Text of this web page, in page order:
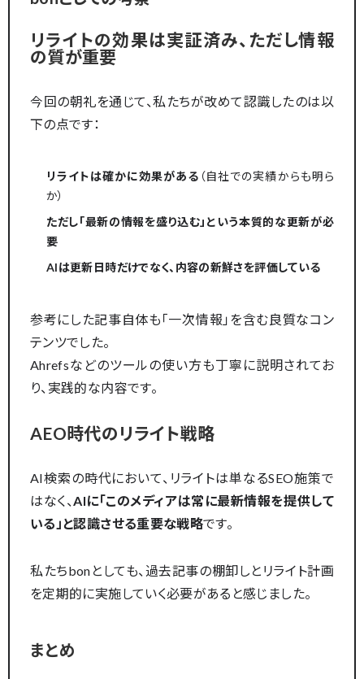
リライトの効果は実証済み、ただし情報
の質が重要
今回の朝礼を通じて、私たちが改めて認識したのは以
下の点です：
リライトは確かに効果がある （自社での実績からも明ら
か）
ただし「最新の情報を盛り込む」という本質的な更新が必
要
AIは更新日時だけでなく、内容の新鮮さを評価している
参考にした記事自体も「一次情報」を含む良質なコン
テンツでした。
Ahrefsなどのツールの使い方も丁寧に説明されてお
り、実践的な内容です。
AEO時代のリライト戦略
AI検索の時代において、リライトは単なるSEO施策で
はなく、AIに「このメディアは常に最新情報を提供して
いる」と認識させる重要な戦略です。
私たちbonとしても、過去記事の棚卸しとリライト計画
を定期的に実施していく必要があると感じました。
まとめ